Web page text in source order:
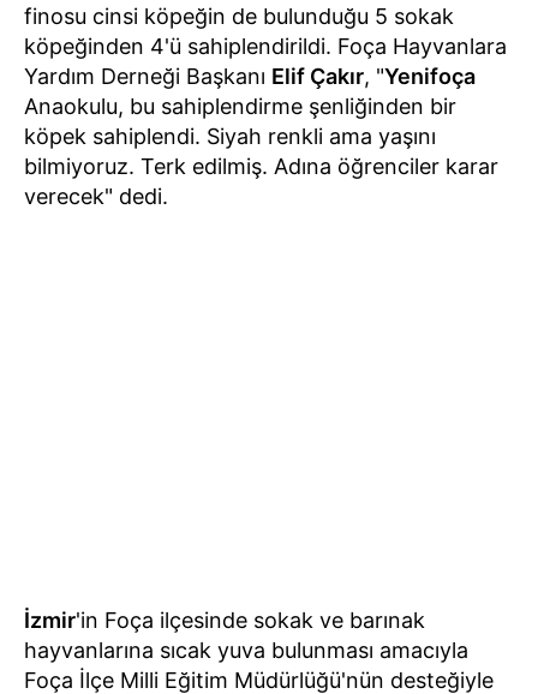
finosu cinsi köpeğin de bulunduğu 5 sokak
köpeğinden 4'ü sahiplendirildi. Foça Hayvanlara
Yardım Derneği Başkanı Elif Çakır, "Yenifoça
Anaokulu, bu sahiplendirme şenliğinden bir
köpek sahiplendi. Siyah renkli ama yaşını
bilmiyoruz. Terk edilmiş. Adına öğrenciler karar
verecek" dedi.
İzmir'in Foça ilçesinde sokak ve barınak
hayvanlarına sıcak yuva bulunması amacıyla
Foça İlçe Milli Eğitim Müdürlüğü'nün desteğiyle